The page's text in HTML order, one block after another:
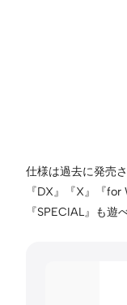
仕様は過去に発売
『DX』『X』『
『SPECIAL』も遊